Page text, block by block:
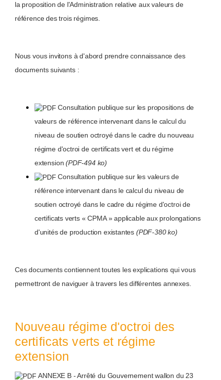
la proposition de l'Administration relative aux valeurs de
référence des trois régimes.
Nous vous invitons à d'abord prendre connaissance des
documents suivants :
Consultation publique sur les propositions de
valeurs de référence intervenant dans le calcul du
niveau de soutien octroyé dans le cadre du nouveau
régime d'octroi de certificats vert et du régime
extension (PDF-494 ko)
Consultation publique sur les valeurs de
référence intervenant dans le calcul du niveau de
soutien octroyé dans le cadre du régime d'octroi de
certificats verts « CPMA » applicable aux prolongations
d'unités de production existantes (PDF-380 ko)
Ces documents contiennent toutes les explications qui vous
permettront de naviguer à travers les différentes annexes.
Nouveau régime d'octroi des
certificats verts et régime
extension
ANNEXE B - Arrêté du Gouvernement wallon du 23